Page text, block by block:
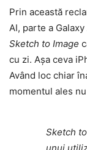
Prin această
AI, parte a
Sketch to Image
cu zi. Așa ceva
Având loc chiar
momentul ales
Sketch